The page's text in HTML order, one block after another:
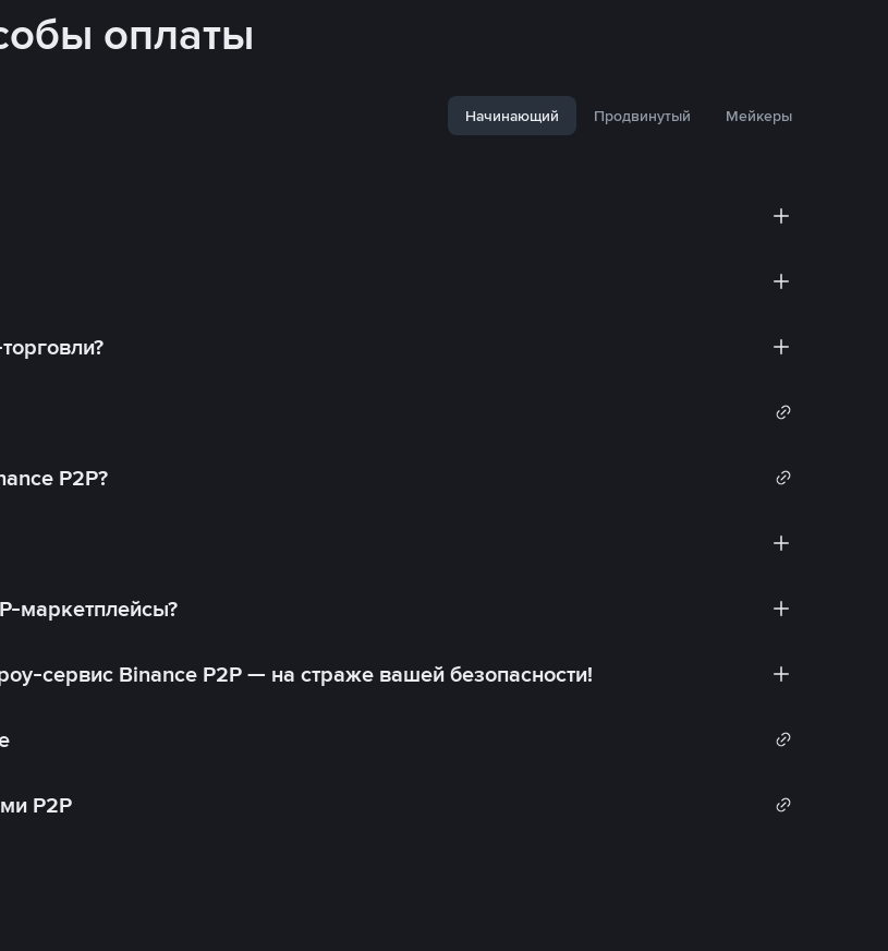
оплаты
Начинающий Продвинутый Мейкеры
P2P?
маркетплейсы?
сервис Binance P2P — на страже вашей безопасности!
P2P